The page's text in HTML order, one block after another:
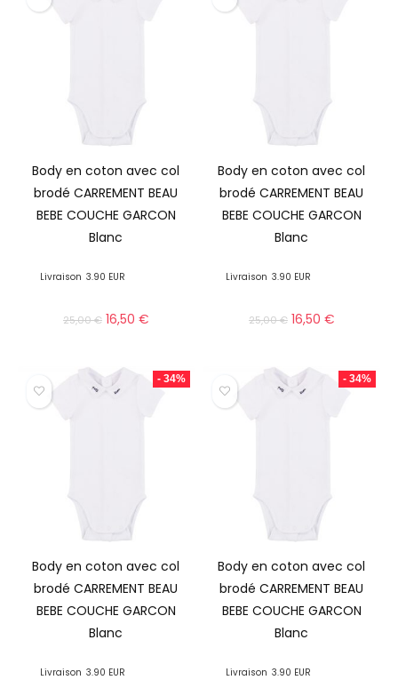
Body en coton avec col
brodé CARREMENT BEAU
BEBE COUCHE GARCON
Blanc
Livraison 3.90 EUR
25,00€ 16,50 €
Body en coton avec col
brodé CARREMENT BEAU
BEBE COUCHE GARCON
Blanc
Livraison 3.90 EUR
25,00€ 16,50 €
- 34%
Body en coton avec col
brodé CARREMENT BEAU
BEBE COUCHE GARCON
Blanc
Livraison 3.90 EUR
- 34%
Body en coton avec col
brodé CARREMENT BEAU
BEBE COUCHE GARCON
Blanc
Livraison 3.90 EUR